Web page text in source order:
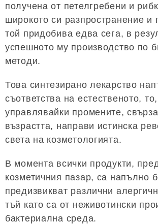
получена от петелгребени и
широкото си разпространение и
той придобива едва сега, в
успешното му производство по
методи.
Това синтезирано лекарство
съответства на естественото, то,
управлявайки промените,
възрастта, направи истинска
света на козметологията.
В момента всички продукти,
козметичния пазар, са напълно
предизвикват различни
тъй като са от неживотински
бактериална среда.